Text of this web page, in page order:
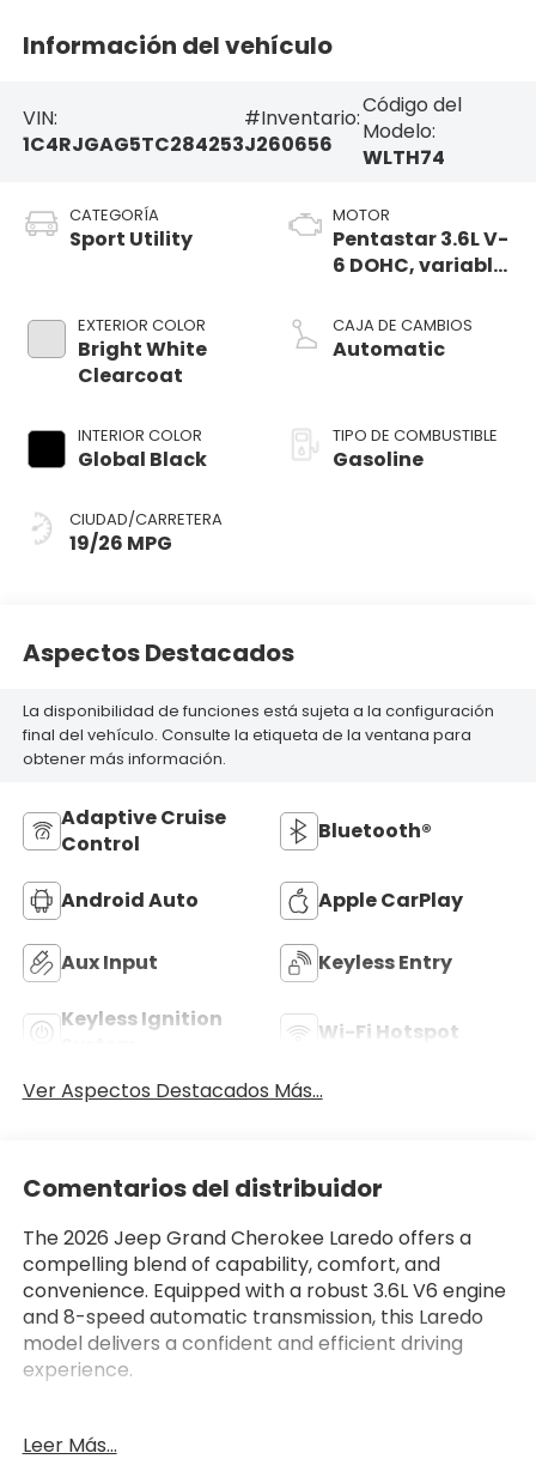
Información del vehículo
VIN:
1C4RJGAG5TC284253
#Inventario:
J260656
Código del
Modelo:
WLTH74
CATEGORÍA
Sport Utility
EXTERIOR COLOR
Bright White
Clearcoat
INTERIOR COLOR
Global Black
CIUDAD/CARRETERA
19/26 MPG
MOTOR
Pentastar 3.6L V-
6 DOHC, variable
regular
unleaded, engine
CAJA DE CAMBIOS
Automatic
TIPO DE COMBUSTIBLE
Gasoline
Aspectos Destacados
La disponibilidad de funciones está sujeta a la configuración
final del vehículo. Consulte la etiqueta de la ventana para
obtener más información.
Adaptive Cruise
Control
Bluetooth®
Android Auto Apple CarPlay
Aux Input Keyless Entry
Keyless Ignition
Wi-Fi Hotspot
Ver Aspectos Destacados Más...
Comentarios del distribuidor
The 2026 Jeep Grand Cherokee Laredo offers a
compelling blend of capability, comfort, and
convenience. Equipped with a robust 3.6L V6 engine
and 8-speed automatic transmission, this Laredo
model delivers a confident and efficient driving
experience.
- APPLE CAR PLAY/ANDROID AUTO
Leer Más...